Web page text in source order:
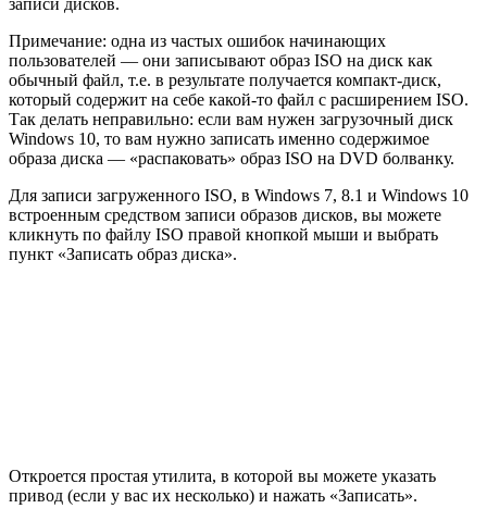
Примечание: одна из частых ошибок начинающих
пользователей — они записывают образ ISO на диск как
обычный файл, т.е. в результате получается компакт-диск,
который содержит на себе какой-то файл с расширением ISO.
Так делать неправильно: если вам нужен загрузочный диск
Windows 10, то вам нужно записать именно содержимое
образа диска — «распаковать» образ ISO на DVD болванку.
Для записи загруженного ISO, в Windows 7, 8.1 и Windows 10
встроенным средством записи образов дисков, вы можете
кликнуть по файлу ISO правой кнопкой мыши и выбрать
пункт «Записать образ диска».
Откроется простая утилита, в которой вы можете указать
привод (если у вас их несколько) и нажать «Записать».